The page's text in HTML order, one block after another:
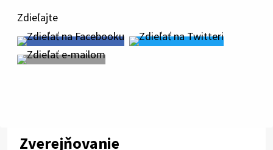
Zdieľajte
Zverejňovanie